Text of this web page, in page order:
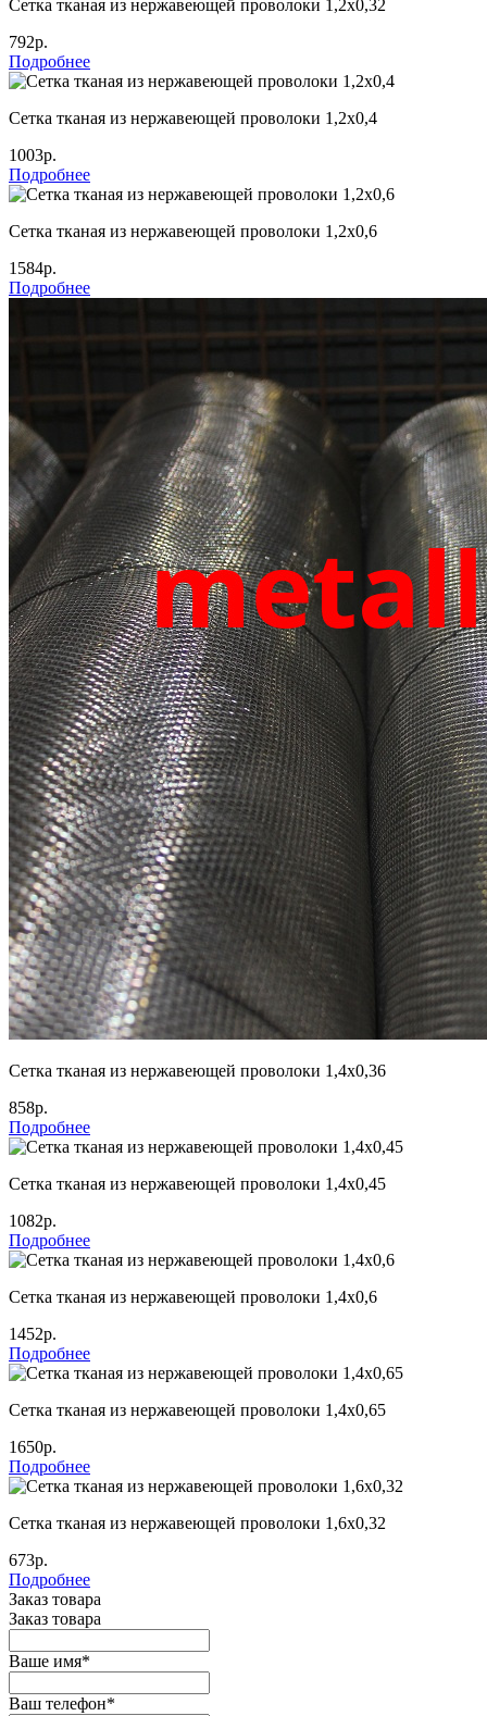
Сетка тканая из нержавеющей проволоки 1,2х0,32
792р.
Подробнее
Сетка тканая из нержавеющей проволоки 1,2х0,4
1003р.
Подробнее
Сетка тканая из нержавеющей проволоки 1,2х0,6
1584р.
Подробнее
Сетка тканая из нержавеющей проволоки 1,4х0,36
858р.
Подробнее
Сетка тканая из нержавеющей проволоки 1,4х0,45
1082р.
Подробнее
Сетка тканая из нержавеющей проволоки 1,4х0,6
1452р.
Подробнее
Сетка тканая из нержавеющей проволоки 1,4х0,65
1650р.
Подробнее
Сетка тканая из нержавеющей проволоки 1,6х0,32
673р.
Подробнее
Заказ товара
Заказ товара
Ваше имя*
Ваш телефон*